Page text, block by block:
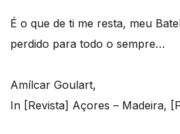
É o que de ti me resta, meu
perdido para todo o sempre…
Amílcar Goulart,
In [Revista] Açores – Madeira,